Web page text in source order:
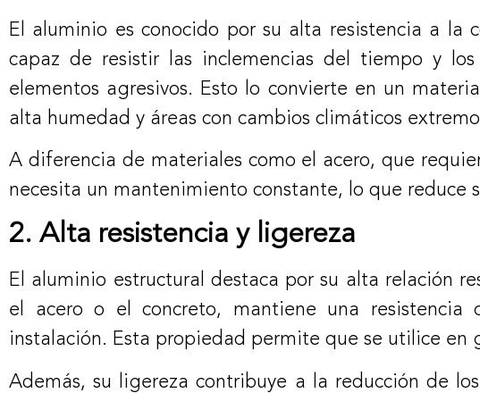
El aluminio es conocido por su alta resistencia a la
capaz de resistir las inclemencias del tiempo y
elementos agresivos. Esto lo convierte en un
alta humedad y áreas con cambios climáticos
A diferencia de materiales como el acero, que
necesita un mantenimiento constante, lo que reduce
2. Alta resistencia y ligereza
El aluminio estructural destaca por su alta relación
el acero o el concreto, mantiene una
instalación. Esta propiedad permite que se utilice en
Además, su ligereza contribuye a la reducción de